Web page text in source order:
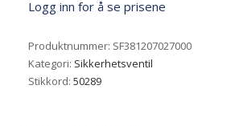
Logg inn for å se prisene
Produktnummer: SF381207027000
Kategori: Sikkerhetsventil
Stikkord: 50289